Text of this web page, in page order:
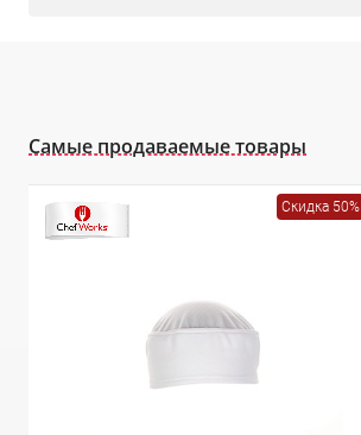
Самые продаваемые товары
Скидка 50%